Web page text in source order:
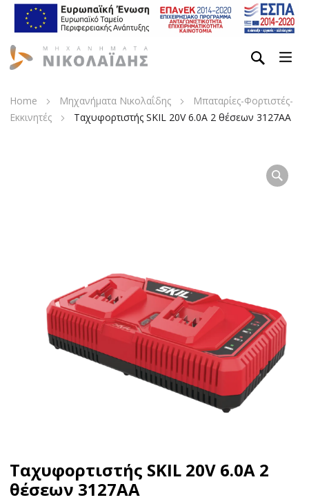
Home Μηχανήματα Νικολαΐδης
Μπαταρίες-Φορτιστές-
Εκκινητές
Ταχυφορτιστής SKIL 20V 6.0A 2 θέσεων 3127AA
Ταχυφορτιστής SKIL 20V 6.0A 2
θέσεων 3127AA